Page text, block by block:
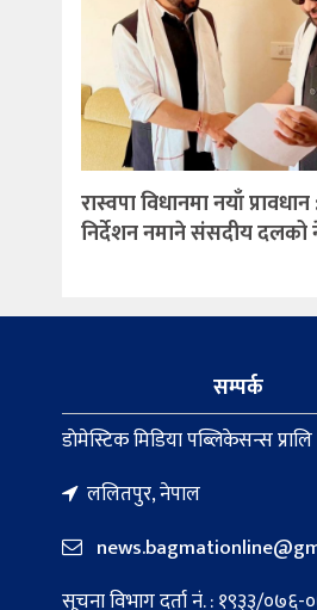
रास्वपा विधानमा नयाँ
निर्देशन नमाने संसदीय दलको
सम्पर्क
डाेमेस्टिक मिडिया पब्लिकेसन्स प्रालि
ललितपुर, नेपाल
सूचना विभाग दर्ता नं. : १९३३/